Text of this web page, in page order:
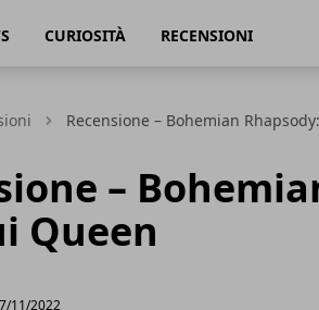
CURIOSITÀ RECENSIONI
Recensione – Bohemian
–
Queen
11/2022